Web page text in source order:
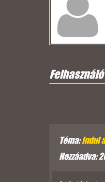
Téma:Indul
Hozzáadva: